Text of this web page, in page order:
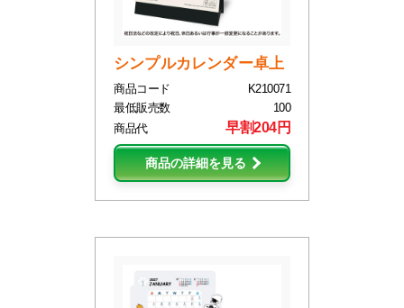
シンプルカレンダー卓上
商品コード
K210071
最低販売数
100
商品代
早割204円
商品の詳細を見る